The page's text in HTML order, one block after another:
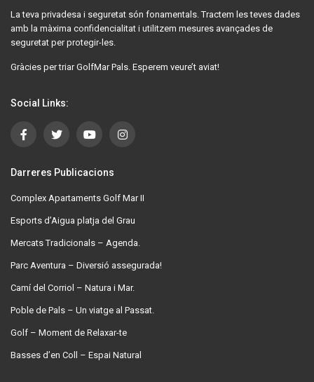
La teva privadesa i seguretat són fonamentals. Tractem les teves dades
amb la màxima confidencialitat i utilitzem mesures avançades de
seguretat per protegir-les.
Gràcies per triar GolfMar Pals. Esperem veure’t aviat!
Social Links:
Darreres Publicacions
Complex Apartaments Golf Mar II
Esports d’Aigua platja del Grau
Mercats Tradicionals – Agenda.
Parc Aventura – Diversió assegurada!
Camí del Corriol – Natura i Mar.
Poble de Pals – Un viatge al Passat.
Golf – Moment de Relaxar-te
Basses d’en Coll – Espai Natural